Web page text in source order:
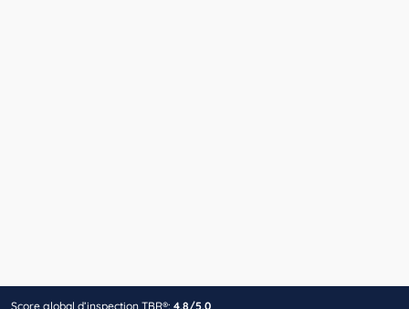
Score global d’inspection TBR®: 4,8/5,0